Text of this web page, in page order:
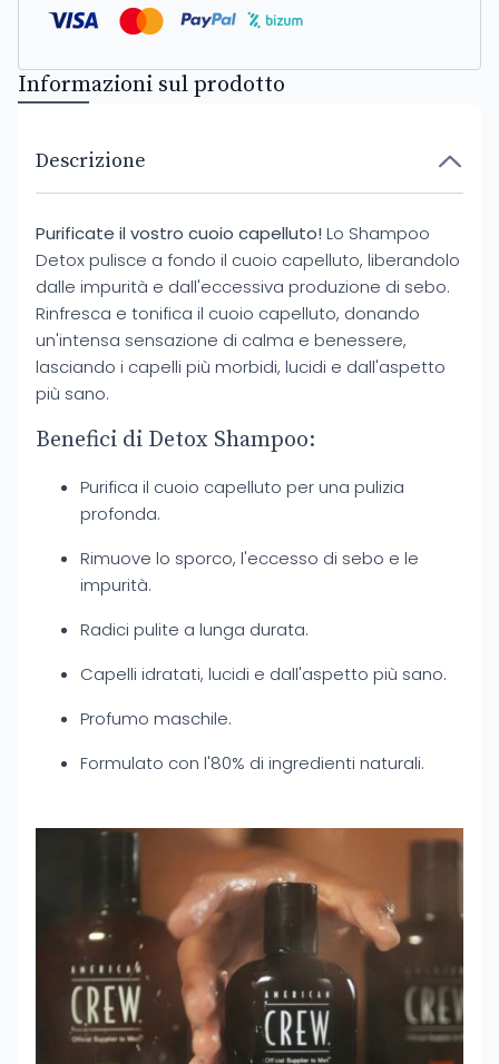
Informazioni sul prodotto
Descrizione
Purificate il vostro cuoio capelluto! Lo Shampoo
Detox pulisce a fondo il cuoio capelluto, liberandolo
dalle impurità e dall'eccessiva produzione di sebo.
Rinfresca e tonifica il cuoio capelluto, donando
un'intensa sensazione di calma e benessere,
lasciando i capelli più morbidi, lucidi e dall'aspetto
più sano.
Benefici di Detox Shampoo:
Purifica il cuoio capelluto per una pulizia
profonda.
Rimuove lo sporco, l'eccesso di sebo e le
impurità.
Radici pulite a lunga durata.
Capelli idratati, lucidi e dall'aspetto più sano.
Profumo maschile.
Formulato con l'80% di ingredienti naturali.